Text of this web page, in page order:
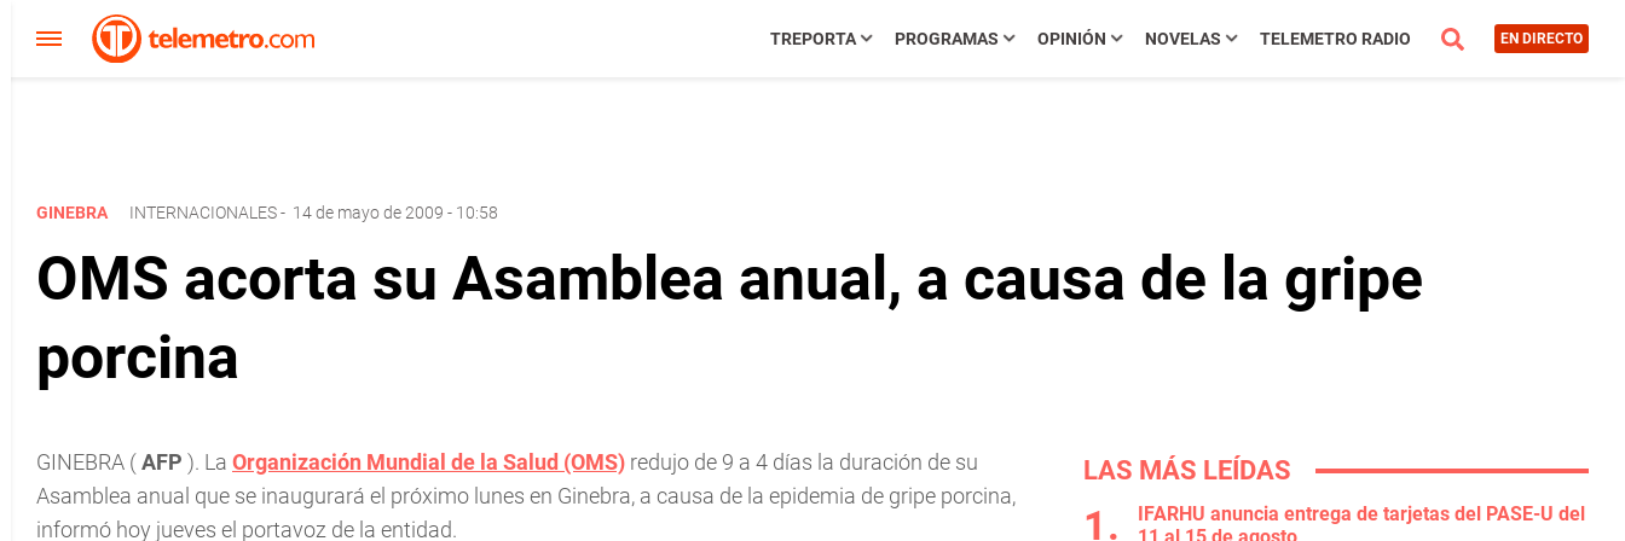
TREPORTA PROGRAMAS OPINIÓN NOVELAS TELEMETRO RADIO EN DIRECTO
GINEBRA INTERNACIONALES- 14 de mayo de 2009 - 10:58
OMS acorta su Asamblea anual, a causa de la gripe
porcina
GINEBRA (AFP ). La Organización Mundial de la Salud (OMS) redujo de 9 a 4 días la duración de su
Asamblea anual que se inaugurará el próximo lunes en Ginebra, a causa de la epidemia de gripe porcina,
informó hoy jueves el portavoz de la entidad.
LAS MÁS LEÍDAS
IFARHU anuncia entrega de tarjetas del PASE-U del